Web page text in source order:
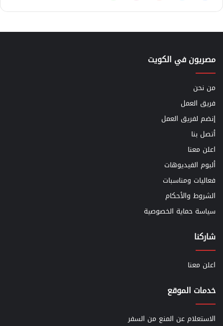
مصريون في الكويت
من نحن
فريق العمل
إنضم لفريق العمل
أتصل بنا
اعلن معنا
ألبوم الفيديوهات
فعاليات ومناسبات
الشروط والأحكام
سياسة حماية الخصوصية
شاركنا
اعلن معنا
خدمات الموقع
الاستعلام عن المنع من السفر